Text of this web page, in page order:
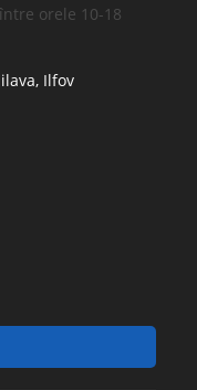
orele 10-18
Ilfov